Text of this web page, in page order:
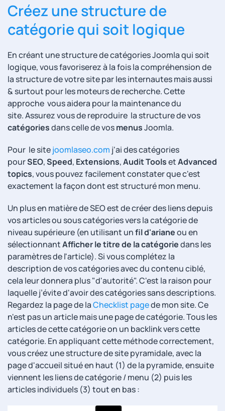
Créez une structure de
catégorie qui soit logique
En créant une structure de catégories Joomla qui soit
logique, vous favoriserez à la fois la compréhension de
la structure de votre site par les internautes mais aussi
& surtout pour les moteurs de recherche. Cette
approche vous aidera pour la maintenance du
site. Assurez vous de reproduire la structure de vos
catégoriesdans celle de vosmenusJoomla.
Pour le sitejoomlaseo.com j'ai des catégories
pourSEO,Speed, Extensions,Audit ToolsetAdvanced
topics, vous pouvez facilement constater que c'est
exactement la façon dont est structuré mon menu.
Un plus en matière de SEO est de créer des liens depuis
vos articles ou sous catégories vers la catégorie de
niveau supérieure (en utilisant unfil d'arianeou en
sélectionnantAfficher le titre de la catégoriedans les
paramètres de l'article). Si vous complétez la
description de vos catégories avec du contenu ciblé,
cela leur donnera plus "d'autorité". C'est la raison pour
laquelle j’évite d'avoir des catégories sans descriptions.
Regardez la page de laChecklist pagede mon site. Ce
n'est pas un article mais une page de catégorie. Tous les
articles de cette catégorie on un backlink vers cette
catégorie. En appliquant cette méthode correctement,
vous créez une structure de site pyramidale, avec la
page d'accueil situé en haut (1) de la pyramide, ensuite
viennent les liens de catégorie / menu (2) puis les
articles individuels (3) tout en bas :